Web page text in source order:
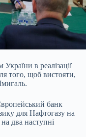
в реалізації
того, щоб вистояти,
банк
для Нафтогазу на
два наступні